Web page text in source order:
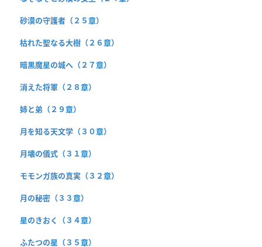
砂漠の守護者（２５章）
枯れた聖なる大樹（２６章）
暗黒魔星の城へ（２７章）
消えた将軍（２８章）
姉と弟（２９章）
月を知る天文学（３０章）
月壊の儀式（３１章）
モモンガ族の真実（３２章）
月の秘密（３３章）
星のきおく（３４章）
ふたつの星（３５章）